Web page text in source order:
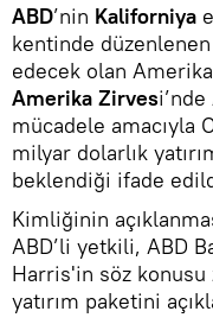
ABD’nin Kaliforniya
kentinde
edecek olan Amerika
Amerika Zirves
mücadele amacıyla
milyar dolarlık
beklendiği ifade
Kimliğinin
ABD’li yetkili, ABD
Harris'in söz konusu
yatırım paketini